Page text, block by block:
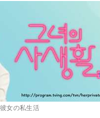
彼女の私生活